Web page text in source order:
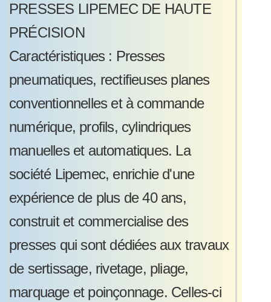
PRESSES LIPEMEC DE HAUTE
PRÉCISION
Caractéristiques : Presses
pneumatiques, rectifieuses planes
conventionnelles et à commande
numérique, profils, cylindriques
manuelles et automatiques. La
société Lipemec, enrichie d'une
expérience de plus de 40 ans,
construit et commercialise des
presses qui sont dédiées aux travaux
de sertissage, rivetage, pliage,
marquage et poinçonnage. Celles-ci